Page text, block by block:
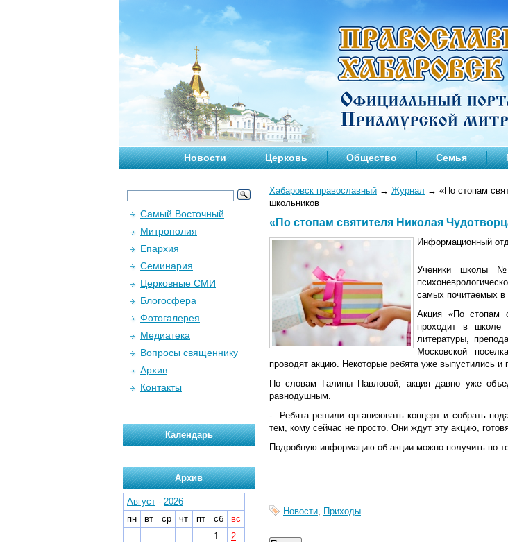
Новости Церковь Общество Семья
Хабаровск православный → Журнал → «По стопам
школьников
«По стопам святителя Николая
Информационный
Ученики школы №
самых почитаемых в
Акция «По стопам
проходит в школе
литературы,
Московской
проводят акцию. Некоторые ребята уже выпустились
По словам Галины Павловой, акция давно уже
равнодушным.
- Ребята решили организовать концерт и собрать
тем, кому сейчас не просто. Они ждут эту акцию,
Подробную информацию об акции можно получить по
Новости, Приходы
Самый Восточный
Митрополия
Епархия
Семинария
Церковные СМИ
Блогосфера
Фотогалерея
Медиатека
Вопросы священнику
Архив
Контакты
Календарь
Архив
Август - 2026
пн
вт ср чт пт сб
вс
1
2